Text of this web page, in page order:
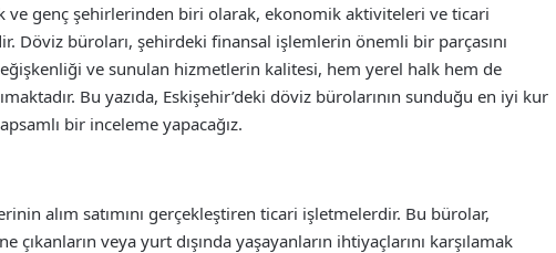
ve genç şehirlerinden biri olarak, ekonomik aktiviteleri ve ticari
Döviz büroları, şehirdeki finansal işlemlerin önemli bir parçasını
ve sunulan hizmetlerin kalitesi, hem yerel halk hem de
Bu yazıda, Eskişehir’deki döviz bürolarının sunduğu en iyi kur
bir inceleme yapacağız.
alım satımını gerçekleştiren ticari işletmelerdir. Bu bürolar,
veya yurt dışında yaşayanların ihtiyaçlarını karşılamak